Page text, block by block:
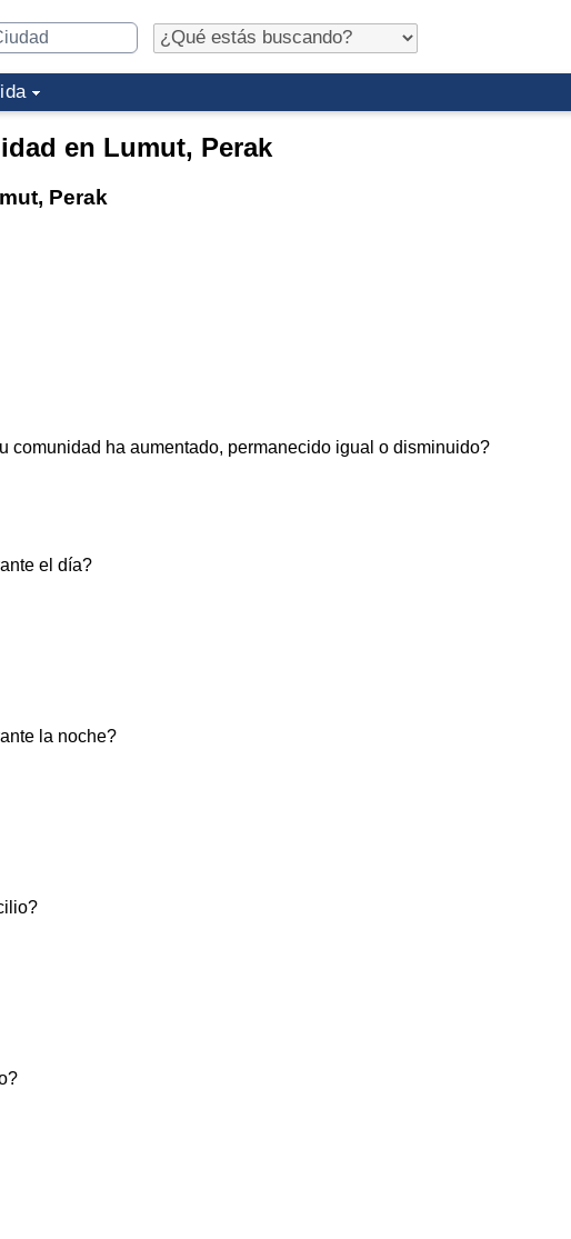
en Lumut, Perak
Perak
ha aumentado, permanecido igual o disminuido?
el día?
la noche?